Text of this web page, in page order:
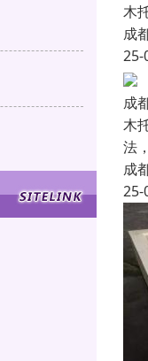
木
成
25-
成
木
法
成
25-